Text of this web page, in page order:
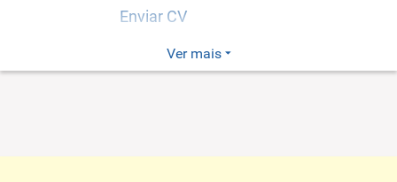
Enviar CV
Escritório de advocacia, especialista em direito bancário e
defesas de grandes Instituições Financeiras.
Ver mais